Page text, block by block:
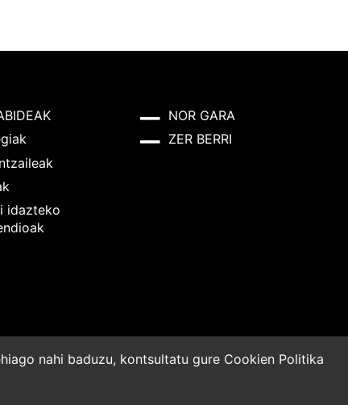
idazteko
NOR GARA
ZER BERRI
nahi baduzu, kontsultatu gure Cookien Politika